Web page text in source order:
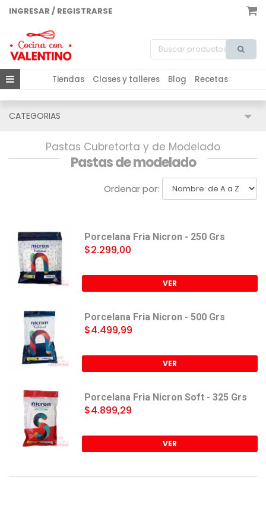
INGRESAR / REGISTRARSE
Tiendas Clases y talleres Blog Recetas
CATEGORIAS
Pastas Cubretorta y de Modelado
Pastas de modelado
Ordenar por:
Porcelana Fria Nicron - 250 Grs
$2.299,00
VER
Porcelana Fria Nicron - 500 Grs
$4.499,99
VER
Porcelana Fria Nicron Soft - 325 Grs
$4.899,29
VER